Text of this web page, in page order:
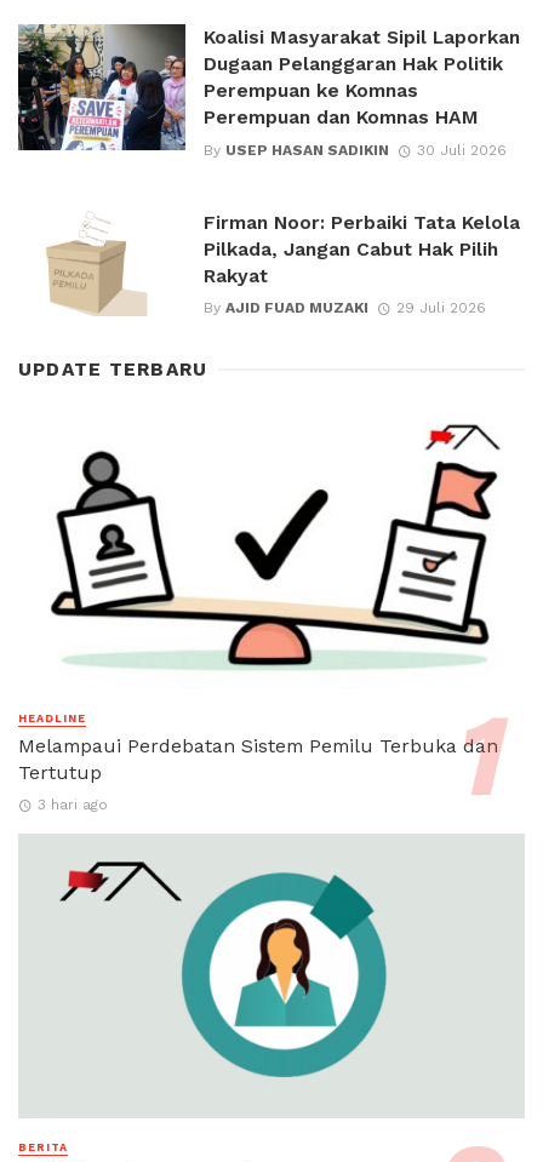
Koalisi Masyarakat Sipil Laporkan
Dugaan Pelanggaran Hak Politik
Perempuan ke Komnas
Perempuan dan Komnas HAM
By USEP HASAN SADIKIN 30 Juli 2026
Firman Noor: Perbaiki Tata Kelola
Pilkada, Jangan Cabut Hak Pilih
Rakyat
By AJID FUAD MUZAKI 29 Juli 2026
UPDATE TERBARU
HEADLINE
Melampaui Perdebatan Sistem Pemilu Terbuka dan
Tertutup
3 hari ago
BERITA